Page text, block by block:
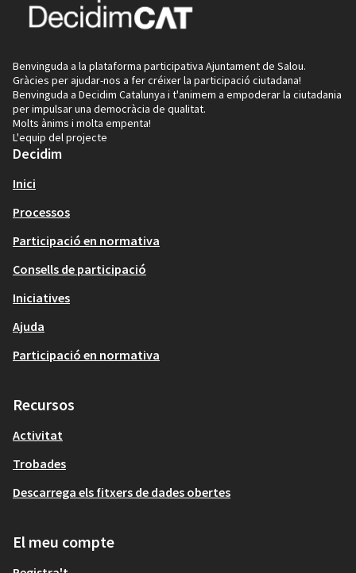
Benvinguda a la plataforma participativa Ajuntament de Salou.
Gràcies per ajudar-nos a fer créixer la participació ciutadana!
Benvinguda a Decidim Catalunya i t'animem a empoderar la ciutadania
per impulsar una democràcia de qualitat.
Molts ànims i molta empenta!
L'equip del projecte
Decidim
Inici
Processos
Participació en normativa
Consells de participació
Iniciatives
Ajuda
Participació en normativa
Recursos
Activitat
Trobades
Descarrega els fitxers de dades obertes
El meu compte